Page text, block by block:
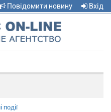
Повідомити новину Вхід
navigation
події